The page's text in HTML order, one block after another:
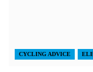
CYCLING ADVICE